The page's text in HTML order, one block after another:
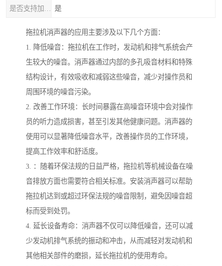
是
拖拉机消声器的应用主要涉及以下几个方面：
1. 降低噪音：拖拉机在工作时，发动机和排气系统会产
生较大的噪音。消声器通过内部的多孔吸音材料和特殊
结构设计，有效吸收和减弱这些噪音，减少对操作员和
周围环境的噪音污染。
2. 改善工作环境：长时间暴露在高噪音环境中会对操作
员的听力造成损害，甚至引发其他健康问题。消声器的
使用可以显著降低噪音水平，改善操作员的工作环境，
提高工作效率和舒适度。
3. ：随着环保法规的日益严格，拖拉机等机械设备在噪
音排放方面也需要符合相关标准。安装消声器可以帮助
拖拉机达到或超过环保法规的噪音限制，避免因噪音超
标而受到处罚。
4. 延长设备寿命：消声器不仅可以降低噪音，还可以减
少发动机排气系统的振动和冲击，从而减轻对发动机和
其他相关部件的磨损，延长拖拉机的使用寿命。